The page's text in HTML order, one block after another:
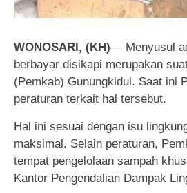
WONOSARI, (KH)— Menyusul
berbayar disikapi merupakan
(Pemkab) Gunungkidul. Saat ini
peraturan terkait hal tersebut.
Hal ini sesuai dengan isu
maksimal. Selain peraturan,
tempat pengelolaan sampah
Kantor Pengendalian Dampak